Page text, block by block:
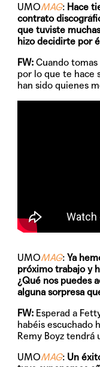
UMOMAG: Hace
contrato
que tuviste
hizo decidirte por
FW: Cuando
por lo que te hace
han sido quienes
UMOMAG: Ya
próximo trabajo y
¿Qué nos puedes
alguna sorpresa
FW: Esperad a
habéis escuchado
Remy Boyz tendrá
UMOMAG: Un